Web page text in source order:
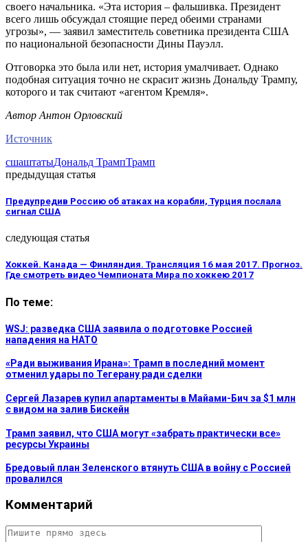
своего начальника. «Эта история – фальшивка. Президент
всего лишь обсуждал стоящие перед обеими странами
угрозы», — заявил заместитель советника президента США
по национальной безопасности Дины Пауэлл.
Отговорка это была или нет, история умалчивает. Однако
подобная ситуация точно не скрасит жизнь Дональду Трампу,
которого и так считают «агентом Кремля».
Автор Антон Орловский
Источник
сшаштатыДональд ТрампТрамп
предыдущая статья
Предупредив Россию об атаках на корабли, Турция послала
сигнал США
следующая статья
Хоккей. Канада — Финляндия. Трансляция 16 мая 2017. Прогноз.
Где смотреть видео Чемпионата Мира по хоккею 2017
По теме:
WSJ: разведка США заявила о подготовке Россией
нападения на НАТО
«Ради выживания Ирана»: Трамп в последний момент
отменил удары по Тегерану ради сделки
Сергей Лазарев купил апартаменты в Майами-Бич за $1 млн
с видом на залив Бискейн
Трамп заявил, что США могут «забрать практически все»
ресурсы Украины
Бредовый план Зеленского втянуть США в войну с Россией
провалился
Комментарий